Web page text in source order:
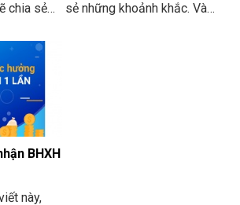
chia sẻ
vị số
đơn
sẻ những khoảnh khắc. Và
BHXH
này,